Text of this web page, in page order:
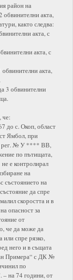
район на
акта,
както следва:
акта, с
акта, с
акта,
3 обвинителни
че:
до с. Окоп, област
Ямбол, при
рег. № У **** ВВ,
по пътищата,
е контролирал
на
състоянието на
да спре
скоростта и в
опасност за
от
че да може да
или спре рязко,
него и в същата
Примера“ с ДК №
по
– на 74 години, от